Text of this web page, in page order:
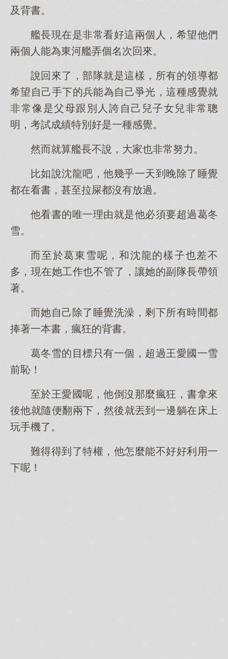
及背書。
艦長現在是非常看好這兩個人，希望他們
兩個人能為東河艦弄個名次回來。
說回來了，部隊就是這樣，所有的領導都
希望自己手下的兵能為自己爭光，這種感覺就
非常像是父母跟別人誇自己兒子女兒非常聰
明，考試成績特別好是一種感覺。
然而就算艦長不說，大家也非常努力。
比如說沈龍吧，他幾乎一天到晚除了睡覺
都在看書，甚至拉屎都沒有放過。
他看書的唯一理由就是他必須要超過葛冬
雪。
而至於葛東雪呢，和沈龍的樣子也差不
多，現在她工作也不管了，讓她的副隊長帶領
著。
而她自己除了睡覺洗澡，剩下所有時間都
捧著一本書，瘋狂的背書。
葛冬雪的目標只有一個，超過王愛國一雪
前恥！
至於王愛國呢，他倒沒那麼瘋狂，書拿來
後他就隨便翻兩下，然後就丟到一邊躺在床上
玩手機了。
難得得到了特權，他怎麼能不好好利用一
下呢！